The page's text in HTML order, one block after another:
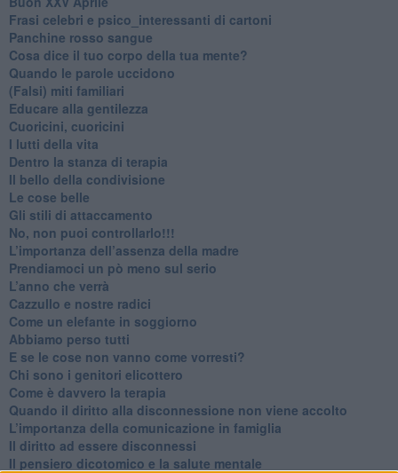
​Frasi celebri e psico_interessanti di cartoni
​Panchine rosso sangue
​Cosa dice il tuo corpo della tua mente?
​Quando le parole uccidono
​(Falsi) miti familiari
​Educare alla gentilezza
​Cuoricini, cuoricini
I lutti della vita
​Dentro la stanza di terapia
​Il bello della condivisione
Le cose belle
​Gli stili di attaccamento
No, non puoi controllarlo!!!
​L’importanza dell’assenza della madre
​Prendiamoci un pò meno sul serio
​L’anno che verrà
​Cazzullo e nostre radici
​Come un elefante in soggiorno
​Abbiamo perso tutti
E se le cose non vanno come vorresti?
​Chi sono i genitori elicottero
Come è davvero la terapia
Quando il diritto alla disconnessione non viene accolto
​L’importanza della comunicazione in famiglia
​Il diritto ad essere disconnessi
​Il pensiero dicotomico e la salute mentale